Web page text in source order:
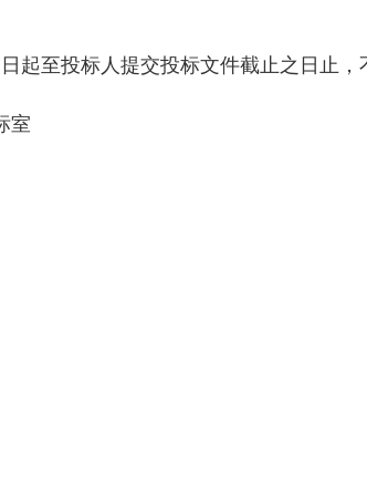
起至投标人提交投标文件截止之日止，
室